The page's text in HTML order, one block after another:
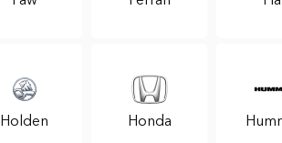
Holden Honda